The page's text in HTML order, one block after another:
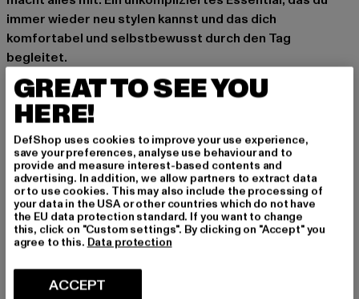
immer wieder neu stylen kannst und das dich
komfortabel und selbstbewusst durch den Tag
begleitet.
Marke: Cloud5ive
Kat.: Bekleidung
Farbe: braun
Hersteller Farbe: brown
Materialzusammensetzung: 95% Polyester, 5% Elasthan
Art.Nr: 23056050-00075
Hersteller: Bestseller Textilhandels GmbH |
hamburg@bestseller.com
GREAT TO SEE YOU
HERE!
DefShop uses cookies to improve your use experience,
save your preferences, analyse use behaviour and to
provide and measure interest-based contents and
advertising. In addition, we allow partners to extract data
or to use cookies. This may also include the processing of
your data in the USA or other countries which do not have
the EU data protection standard. If you want to change
this, click on "Custom settings". By clicking on "Accept" you
agree to this. Data protection
ACCEPT